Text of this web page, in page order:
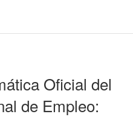
Oficial del
de Empleo: